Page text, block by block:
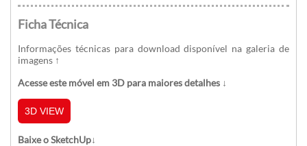
Ficha Técnica
Informações técnicas para download disponível na galeria de
imagens ↑
Acesse este móvel em 3D para maiores detalhes ↓
3D VIEW
Baixe o SketchUp↓